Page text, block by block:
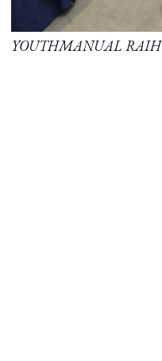
YOUTHMANUAL RAIH